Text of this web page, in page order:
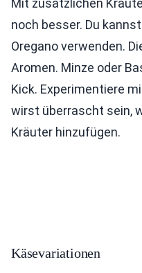
Mit zusätzlichen
noch besser. Du
Oregano verwenden.
Aromen. Minze oder
Kick. Experimentiere
wirst überrascht sein,
Kräuter hinzufügen.
Käsevariationen